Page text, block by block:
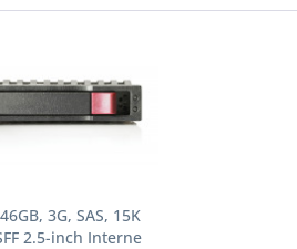
3G, SAS, 15K
2.5-inch Interne